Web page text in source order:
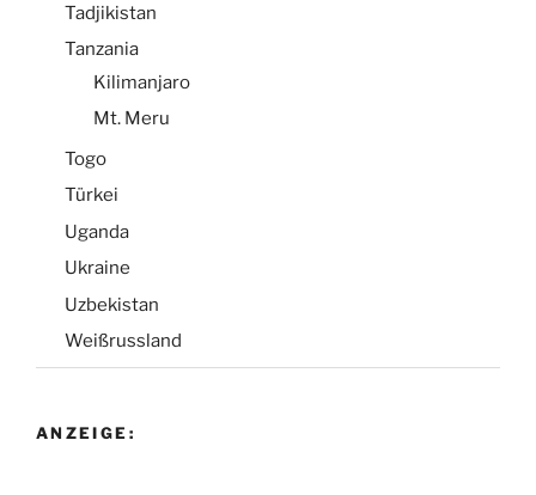
Tadjikistan
Tanzania
Kilimanjaro
Mt. Meru
Togo
Türkei
Uganda
Ukraine
Uzbekistan
Weißrussland
ANZEIGE: